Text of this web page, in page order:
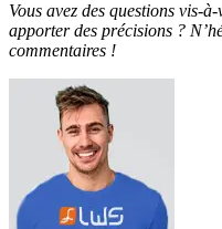
Vous avez des questions vis-
apporter des précisions ?
commentaires !